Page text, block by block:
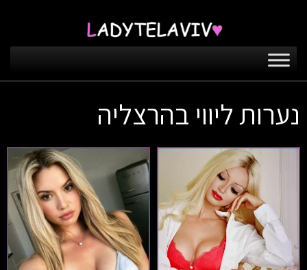
נערות ליווי בהרצליה